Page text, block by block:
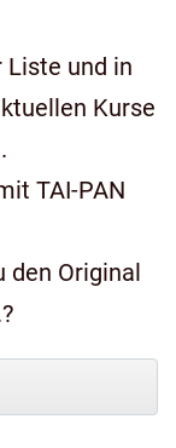
Liste und in
Kurse
TAI-PAN
den Original